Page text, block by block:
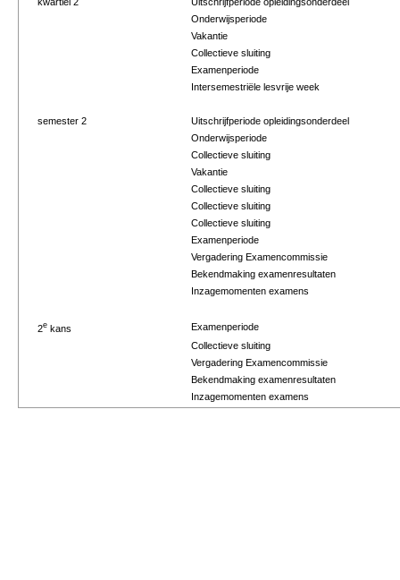
Onderwijsperiode
Vakantie
Collectieve sluiting
Examenperiode
Intersemestriële lesvrije week
semester 2
Uitschrijfperiode opleidingsonderdeel
Onderwijsperiode
Collectieve sluiting
Vakantie
Collectieve sluiting
Collectieve sluiting
Collectieve sluiting
Examenperiode
Vergadering Examencommissie
Bekendmaking examenresultaten
Inzagemomenten examens
2e kans
Examenperiode
Collectieve sluiting
Vergadering Examencommissie
Bekendmaking examenresultaten
Inzagemomenten examens